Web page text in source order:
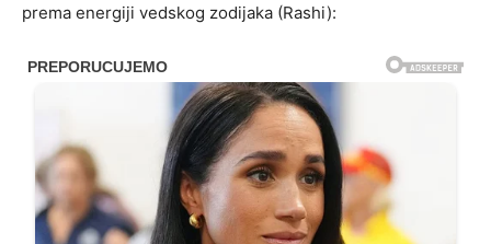
prema energiji vedskog zodijaka (Rashi):